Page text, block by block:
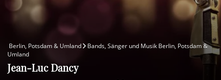
Berlin, Potsdam & Umland
Bands, Sänger und Musik Berlin, Potsdam &
Umland
Jean-Luc Dancy